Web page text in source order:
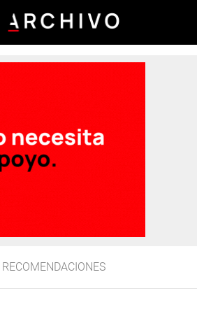
RECOMENDACIONES